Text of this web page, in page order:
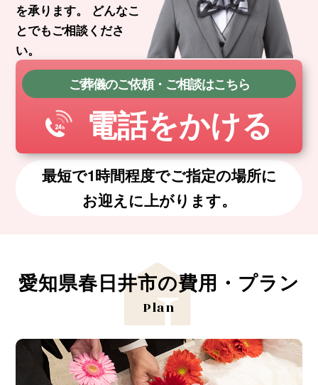
を承ります。
どんなこ
とでもご相談くださ
い。
ご葬儀のご依頼・ご相談はこちら
電話をかける
最短で1時間程度でご指定の場所に
お迎えに上がります。
愛知県春日井市の費用・プラン
Plan